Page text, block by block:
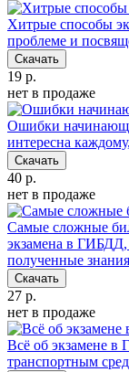
Хитрые способы
проблеме и
Скачать
19 р.
нет в продаже
Ошибки
интересна
Скачать
40 р.
нет в продаже
Самые сложные
экзамена в ГИБДД,
полученные
Скачать
27 р.
нет в продаже
Всё об экзамене
транспортным